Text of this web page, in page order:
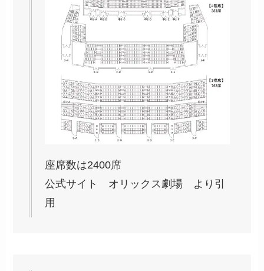
座席数は2400席
公式サイト オリックス劇場 より引
用